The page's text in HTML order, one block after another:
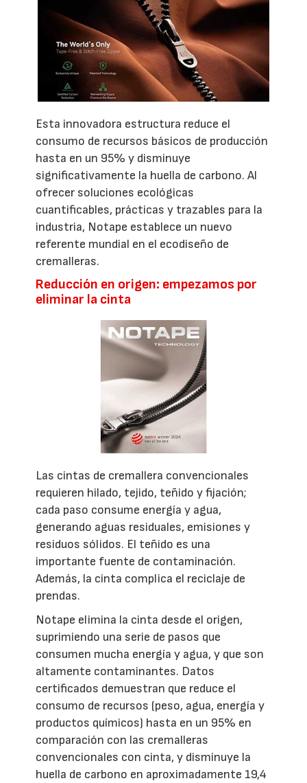
Esta innovadora estructura reduce el
consumo de recursos básicos de producción
hasta en un 95% y disminuye
significativamente la huella de carbono. Al
ofrecer soluciones ecológicas
cuantificables, prácticas y trazables para la
industria, Notape establece un nuevo
referente mundial en el ecodiseño de
cremalleras.
Reducción en origen: empezamos por
eliminar la cinta
Las cintas de cremallera convencionales
requieren hilado, tejido, teñido y fijación;
cada paso consume energía y agua,
generando aguas residuales, emisiones y
residuos sólidos. El teñido es una
importante fuente de contaminación.
Además, la cinta complica el reciclaje de
prendas.
Notape elimina la cinta desde el origen,
suprimiendo una serie de pasos que
consumen mucha energía y agua, y que son
altamente contaminantes. Datos
certificados demuestran que reduce el
consumo de recursos (peso, agua, energía y
productos químicos) hasta en un 95% en
comparación con las cremalleras
convencionales con cinta, y disminuye la
huella de carbono en aproximadamente 19,4